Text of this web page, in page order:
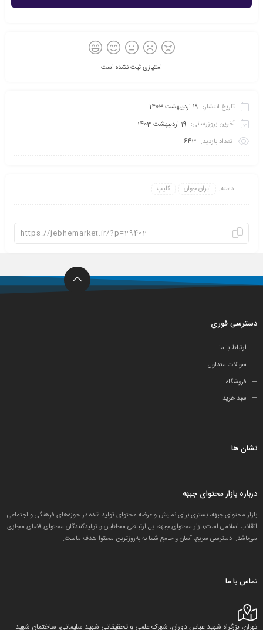
امتیازی ثبت نشده است
تاریخ انتشار: 19 اردیبهشت 1403
آخرین بروزرسانی: 19 اردیبهشت 1403
تعداد بازدید: 643
دسته: ایران جوان کلیپ
دسترسی فوری
ارتباط با ما
سوالات متداول
فروشگاه
سبد خرید
نشان ها
درباره بازار محتوای جبهه
بازار محتوای جبهه، بستری برای نمایش و عرضه محتوای تولید شده در حوزه‌های فرهنگی و اجتماعیِ
انقلاب اسلامی است.بازار محتوای جبهه، پل ارتباطی مخاطبان و تولید‌کنندگان محتوای فضای مجازی
می‌باشد. دسترسی سریع، آسان و جامع شما به به‌روزترین محتوا هدف ماست.
تماس با ما
تهران، بزرگراه شهید عباس دوران، شهرک علمی و تحقیقاتی شهید سلیمانی، ساختمان شهید